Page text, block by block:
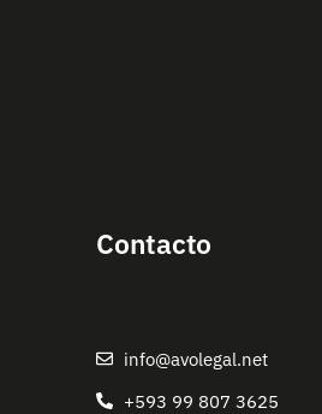
Contacto
info@avolegal.net
+593 99 807 3625